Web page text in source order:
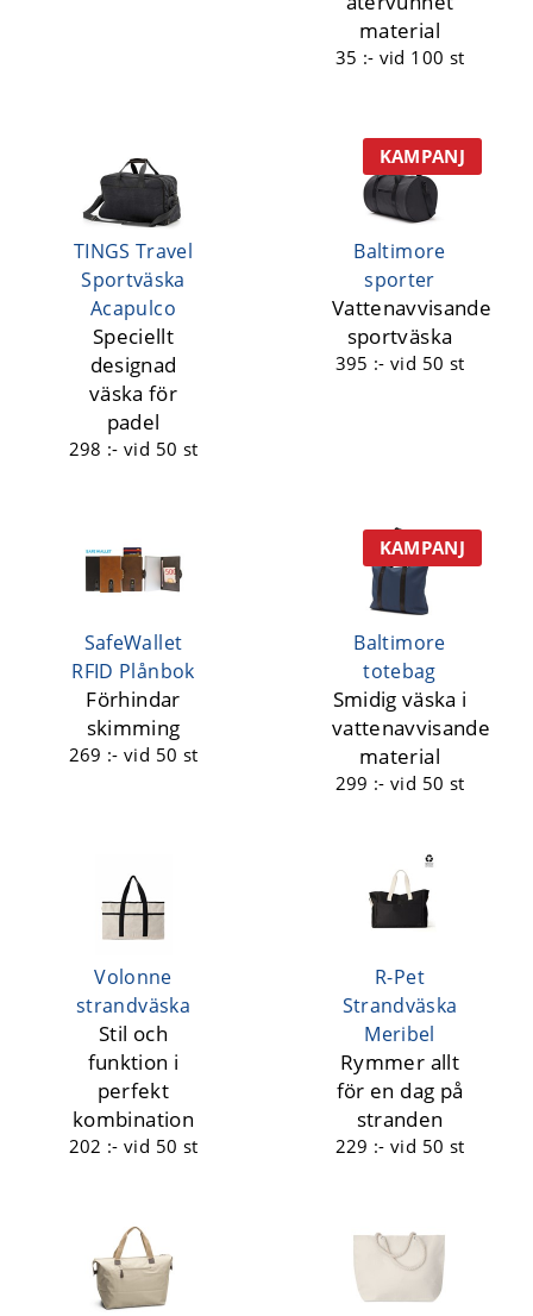
material
35 :- vid 100 st
TINGS Travel
Sportväska
Acapulco
Speciellt
designad
väska för
padel
298 :-vid 50 st
KAMPANJ
Baltimore
sporter
Vattenavvisande
sportväska
395 :-vid 50 st
SafeWallet
RFID Plånbok
Förhindar
skimming
269 :-vid 50 st
KAMPANJ
Baltimore
totebag
Smidig väska i
vattenavvisande
material
299 :-vid 50 st
Volonne
strandväska
Stil och
funktion i
perfekt
kombination
202 :-vid 50 st
R-Pet
Strandväska
Meribel
Rymmer allt
för en dag på
stranden
229 :-vid 50 st